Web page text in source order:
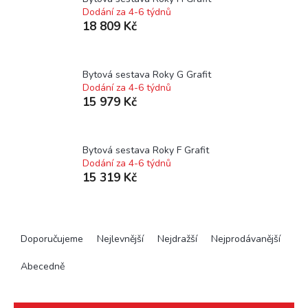
Dodání za 4-6 týdnů
18 809 Kč
Bytová sestava Roky G Grafit
Dodání za 4-6 týdnů
15 979 Kč
Bytová sestava Roky F Grafit
Dodání za 4-6 týdnů
15 319 Kč
Doporučujeme Nejlevnější Nejdražší Nejprodávanější
Abecedně